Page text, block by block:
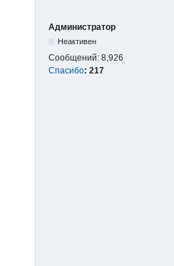
Администратор
Неактивен
Сообщений: 8,926
Спасибо: 217